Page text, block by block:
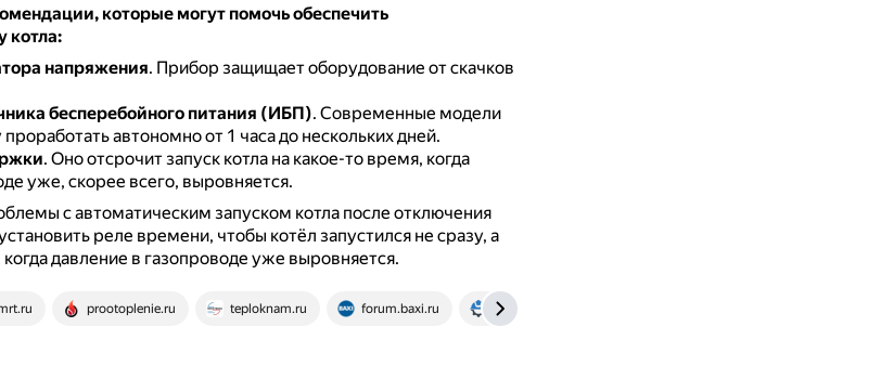
которые могут помочь обеспечить
котла:
напряжения. Прибор защищает оборудование от скачков
бесперебойного питания (ИБП). Современные модели
автономно от 1 часа до нескольких дней.
. Оно отсрочит запуск котла на какое-то время, когда
уже, скорее всего, выровняется.
с автоматическим запуском котла после отключения
реле времени, чтобы котёл запустился не сразу, а
давление в газопроводе уже выровняется.
prootoplenie.ru teploknam.ru forum.baxi.ru sovet-ingenera.com